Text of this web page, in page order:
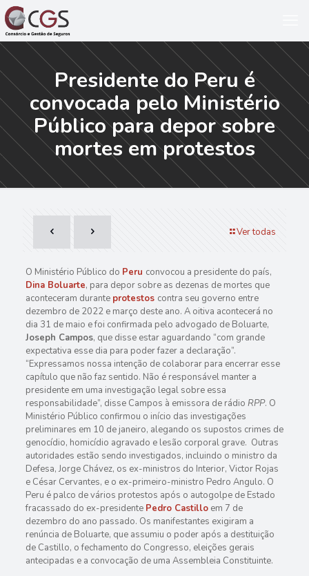
Presidente do Peru é
convocada pelo Ministério
Público para depor sobre
mortes em protestos
Ver todas
O Ministério Público do Peru convocou a presidente do país,
Dina Boluarte, para depor sobre as dezenas de mortes que
aconteceram durante protestos contra seu governo entre
dezembro de 2022 e março deste ano. A oitiva acontecerá no
dia 31 de maio e foi confirmada pelo advogado de Boluarte,
Joseph Campos, que disse estar aguardando “com grande
expectativa esse dia para poder fazer a declaração”.
“Expressamos nossa intenção de colaborar para encerrar esse
capítulo que não faz sentido. Não é responsável manter a
presidente em uma investigação legal sobre essa
responsabilidade”, disse Campos à emissora de rádio RPP. O
Ministério Público confirmou o início das investigações
preliminares em 10 de janeiro, alegando os supostos crimes de
genocídio, homicídio agravado e lesão corporal grave. Outras
autoridades estão sendo investigados, incluindo o ministro da
Defesa, Jorge Chávez, os ex-ministros do Interior, Victor Rojas
e César Cervantes, e o ex-primeiro-ministro Pedro Angulo. O
Peru é palco de vários protestos após o autogolpe de Estado
fracassado do ex-presidente Pedro Castilloem 7 de
dezembro do ano passado. Os manifestantes exigiram a
renúncia de Boluarte, que assumiu o poder após a destituição
de Castillo, o fechamento do Congresso, eleições gerais
antecipadas e a convocação de uma Assembleia Constituinte.